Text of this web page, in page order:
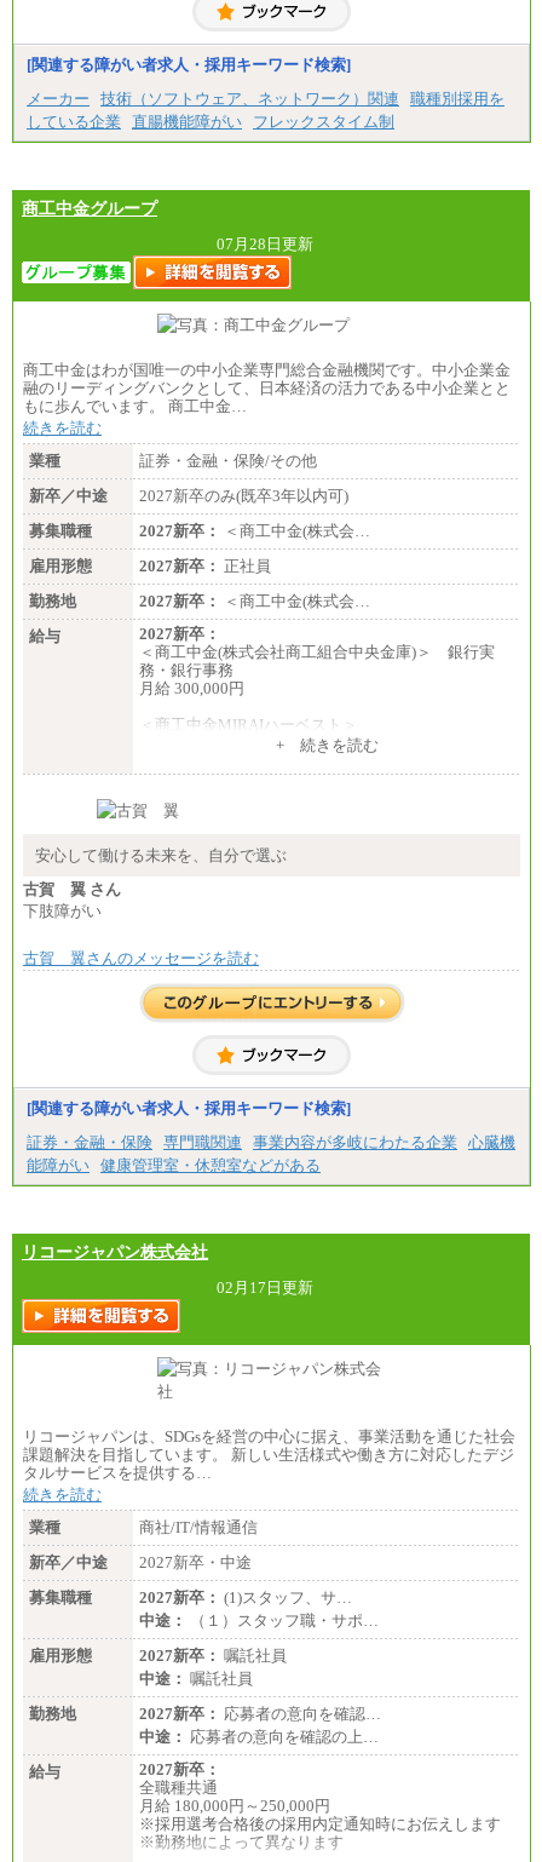
[関連する障がい者求人・採用キーワード検索]
メーカー
技術（ソフトウェア、ネットワーク）関連
職種別採用を
している企業
直腸機能障がい フレックスタイム制
商工中金グループ
07月28日更新
商工中金はわが国唯一の中小企業専門総合金融機関です。中小企業金
融のリーディングバンクとして、日本経済の活力である中小企業とと
もに歩んでいます。 商工中金…
続きを読む
業種
証券・金融・保険/その他
新卒／中途
2027新卒のみ(既卒3年以内可)
募集職種
2027新卒：
＜商工中金(株式会…
雇用形態
2027新卒： 正社員
勤務地
2027新卒：
＜商工中金(株式会…
給与
2027新卒：
＜商工中金(株式会社商工組合中央金庫)＞ 銀行実
務・銀行事務
月給 300,000円
＜商工中金MIRAIハーベスト＞
+ 続きを読む
安心して働ける未来を、自分で選ぶ
古賀 翼 さん
下肢障がい
古賀 翼さんのメッセージを読む
[関連する障がい者求人・採用キーワード検索]
証券・金融・保険 専門職関連 事業内容が多岐にわたる企業
心臓機
能障がい 健康管理室・休憩室などがある
リコージャパン株式会社
02月17日更新
リコージャパンは、SDGsを経営の中心に据え、事業活動を通じた社会
課題解決を目指しています。 新しい生活様式や働き方に対応したデジ
タルサービスを提供する…
続きを読む
業種
商社/IT/情報通信
新卒／中途
2027新卒・中途
募集職種
2027新卒： (1)スタッフ、サ…
中途：
（１）スタッフ職・サポ…
雇用形態
2027新卒： 嘱託社員
中途： 嘱託社員
勤務地
2027新卒： 応募者の意向を確認…
中途： 応募者の意向を確認の上…
給与
2027新卒：
全職種共通
月給 180,000円～250,000円
※採用選考合格後の採用内定通知時にお伝えします
※勤務地によって異なります